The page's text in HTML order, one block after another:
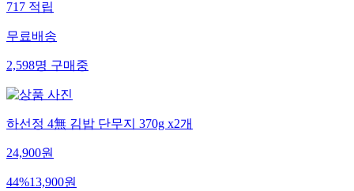
717적립
무료배송
2,598명구매중
하선정 4無 김밥 단무지 370g x2개
24,900원
44%13,900원